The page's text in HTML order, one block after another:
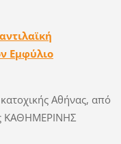
Εμφύλιο
Αθήνας, από
ΚΑΘΗΜΕΡΙΝΗΣ